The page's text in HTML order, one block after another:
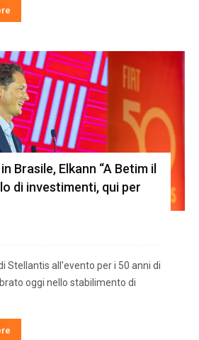
Brasile, Elkann “A Betim il
di investimenti, qui per
Stellantis all'evento per i 50 anni di
oggi nello stabilimento di